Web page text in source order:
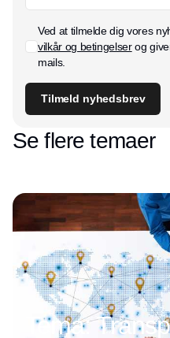
Ved at tilmelde dig vores
vilkår og betingelserog
mails.
Tilmeld nyhedsbrev
Se flere temaer
Tema: